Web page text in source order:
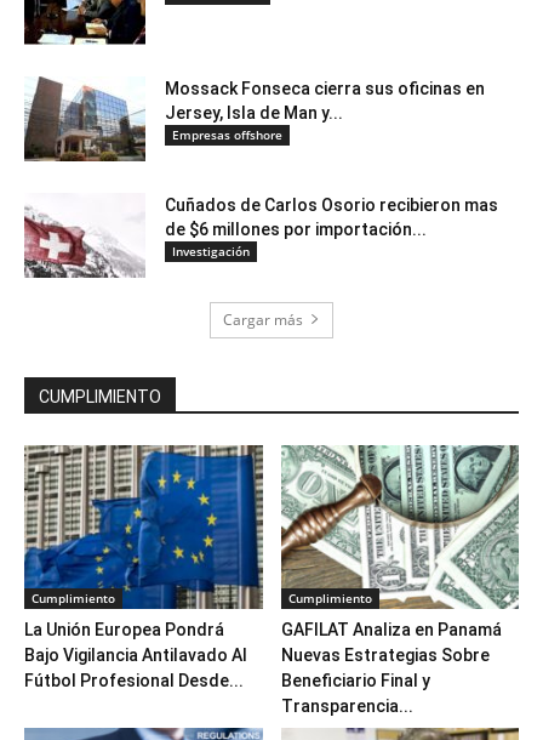
Mossack Fonseca cierra sus oficinas en
Jersey, Isla de Man y...
Empresas offshore
Cuñados de Carlos Osorio recibieron mas
de $6 millones por importación...
Investigación
Cargar más
CUMPLIMIENTO
Cumplimiento
La Unión Europea Pondrá
Bajo Vigilancia Antilavado Al
Fútbol Profesional Desde...
Cumplimiento
GAFILAT Analiza en Panamá
Nuevas Estrategias Sobre
Beneficiario Final y
Transparencia...